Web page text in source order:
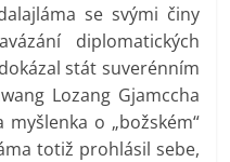
se svými činy
diplomatických
stát suverénním
Lozang Gjamccha
o „božském“
totiž prohlásil sebe,